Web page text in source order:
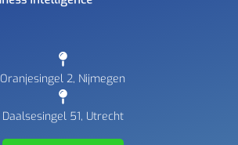
Oranjesingel 2, Nijmegen
Daalsesingel 51, Utrecht